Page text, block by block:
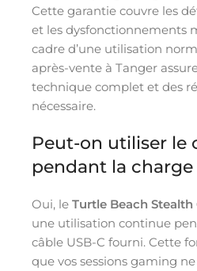
Cette garantie couvre les
et les dysfonctionnements
cadre d’une utilisation
après-vente à Tanger
technique complet et des
nécessaire.
Peut-on utiliser le
pendant la charge
Oui, le Turtle Beach Stealth
une utilisation continue
câble USB-C fourni. Cette
que vos sessions gaming